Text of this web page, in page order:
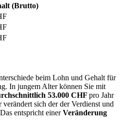
(Brutto)
beim Lohn und Gehalt für
In jungem Alter können Sie mit
53.000 CHF pro Jahr
sich der der Verdienst und
entspricht einerVeränderung